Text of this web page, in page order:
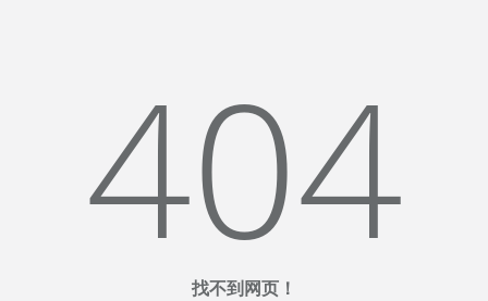
404
找不到网页！